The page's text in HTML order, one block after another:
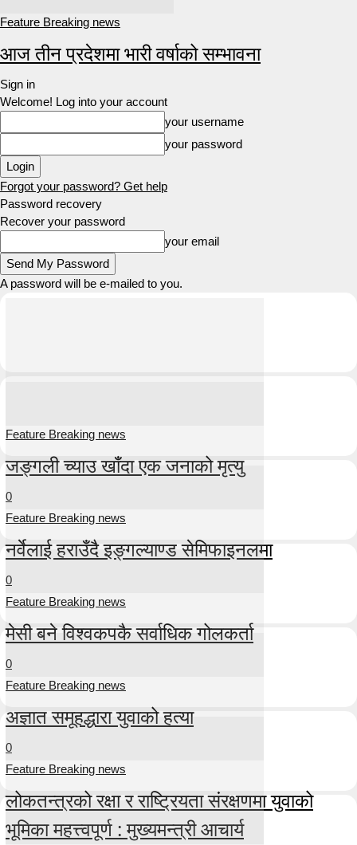
Feature Breaking news
आज तीन प्रदेशमा भारी वर्षाको सम्भावना
Sign in
Welcome! Log into your account
your username
your password
Forgot your password? Get help
Password recovery
Recover your password
your email
A password will be e-mailed to you.
Feature Breaking news
जङ्गली च्याउ खाँदा एक जनाको मृत्यु
0
Feature Breaking news
नर्वेलाई हराउँदै इङ्गल्याण्ड सेमिफाइनलमा
0
Feature Breaking news
मेसी बने विश्वकपकै सर्वाधिक गोलकर्ता
0
Feature Breaking news
अज्ञात समूहद्धारा युवाको हत्या
0
Feature Breaking news
लोकतन्त्रको रक्षा र राष्ट्रियता संरक्षणमा युवाको
भूमिका महत्त्वपूर्ण : मुख्यमन्त्री आचार्य